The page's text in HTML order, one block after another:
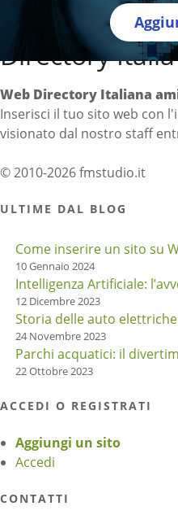
Directory Italia
Web Directory Italiana
Inserisci il tuo sito web con
visionato dal nostro staff
© 2010-2026 fmstudio.it
ULTIME DAL BLOG
Come inserire un sito su
10 Gennaio 2024
Intelligenza Artificiale:
12 Dicembre 2023
Storia delle auto
24 Novembre 2023
Parchi acquatici: il
22 Ottobre 2023
ACCEDI O REGISTRATI
Aggiungi un sito
Accedi
CONTATTI